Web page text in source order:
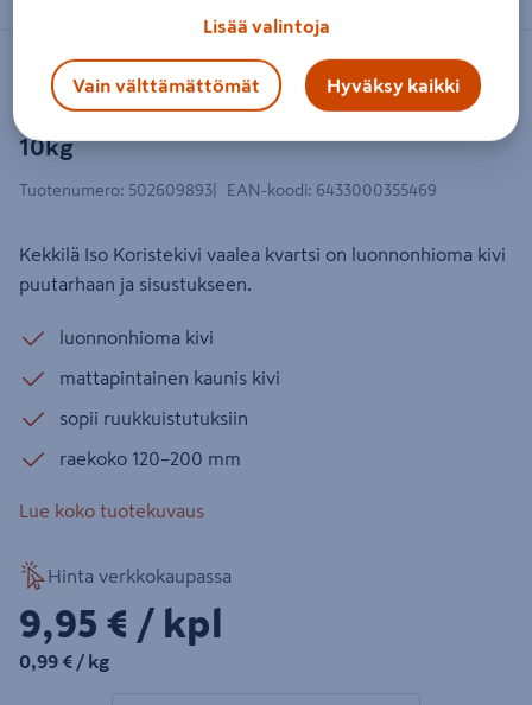
Iso koristekivi Kekkilä vaalea kvartsi
10kg
KEKKILÄ
Tuotenumero: 502609893 EAN-koodi: 6433000355469
Kekkilä Iso Koristekivi vaalea kvartsi on luonnonhioma kivi
puutarhaan ja sisustukseen.
luonnonhioma kivi
mattapintainen kaunis kivi
sopii ruukkuistutuksiin
raekoko 120–200 mm
Lue koko tuotekuvaus
Hinta verkkokaupassa
9,95€/kpl
9,95 € / kpl
0,99€/kg
0,99 € / kg
Lisää valintoja
Vain välttämättömät Hyväksy kaikki